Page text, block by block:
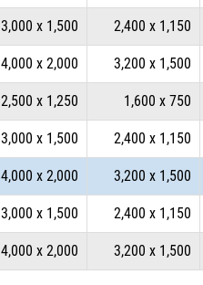
3,000 x 1,500 2,400 x 1,150
4,000 x 2,000 3,200 x 1,500
2,500 x 1,250 1,600 x 750
3,000 x 1,500 2,400 x 1,150
4,000 x 2,000 3,200 x 1,500
3,000 x 1,500 2,400 x 1,150
4,000 x 2,000 3,200 x 1,500